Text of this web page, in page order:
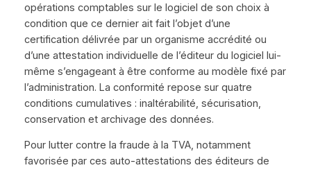
opérations comptables sur le logiciel de son choix à
condition que ce dernier ait fait l’objet d’une
certification délivrée par un organisme accrédité ou
d’une attestation individuelle de l’éditeur du logiciel lui-
même s’engageant à être conforme au modèle fixé par
l’administration. La conformité repose sur quatre
conditions cumulatives : inaltérabilité, sécurisation,
conservation et archivage des données.
Pour lutter contre la fraude à la TVA, notamment
favorisée par ces auto-attestations des éditeurs de